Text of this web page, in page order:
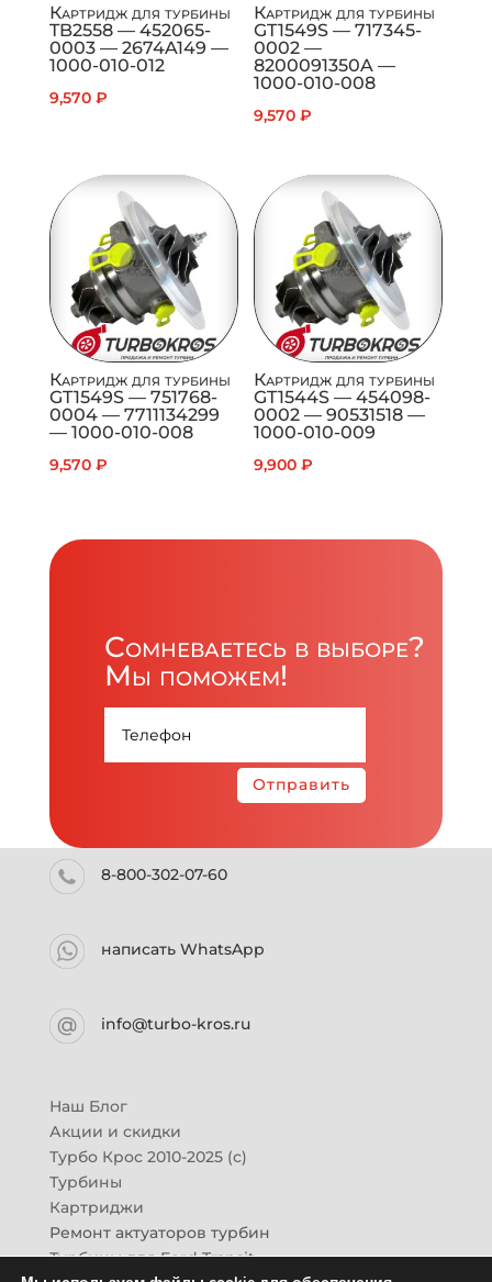
Картридж для турбины
TB2558 — 452065-
0003 — 2674A149 —
1000-010-012
9,570 ₽
Картридж для турбины
GT1549S — 717345-
0002 —
8200091350A —
1000-010-008
9,570₽
Картридж для турбины
GT1549S — 751768-
0004 — 7711134299
— 1000-010-008
9,570 ₽
Картридж для турбины
GT1544S — 454098-
0002 — 90531518 —
1000-010-009
9,900₽
Сомневаетесь в выборе?
Мы поможем!
Отправить
8-800-302-07-60
написать WhatsApp
info@turbo-kros.ru
Наш Блог
Акции и скидки
Турбо Крос 2010-2025 (с)
Турбины
Картриджи
Ремонт актуаторов турбин
Турбины для Ford Transit